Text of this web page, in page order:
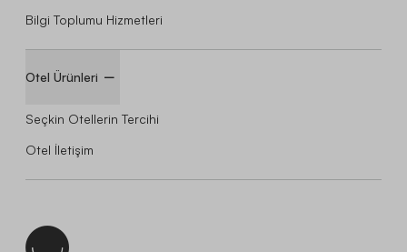
Bilgi Toplumu Hizmetleri
Otel Ürünleri
Seçkin Otellerin Tercihi
Otel İletişim